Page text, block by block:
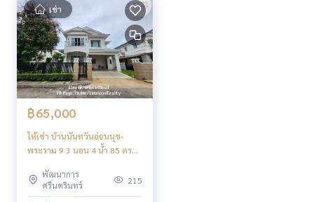
เช่า
฿65,000
ให้เช่า บ้านนันทวันอ่อนนุช-
พระราม 9 3 นอน 4 น้ำ 85 ตรว.
พัฒนาการ
ศรีนครินทร์
215